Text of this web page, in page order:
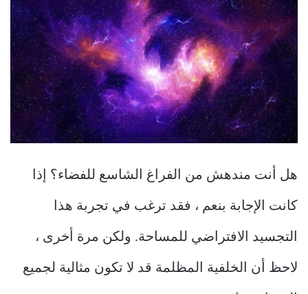
هل أنت مندهش من الفراغ الشاسع للفضاء؟ إذا
كانت الإجابة بنعم ، فقد ترغب في تجربة هذا
التجسيد الافتراضي للمساحة. ولكن مرة أخرى ،
لاحظ أن الخلفية المظلمة قد لا تكون مثالية لجميع